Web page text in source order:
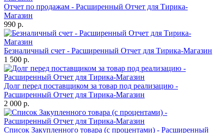
Отчет по продажам - Расширенный Отчет для Тирика-
Магазин
990 р.
Безналичный счет - Расширенный Отчет для Тирика-Магазин
1 500 р.
Долг перед поставщиком за товар под реализацию -
Расширенный Отчет для Тирика-Магазин
2 000 р.
Список Закупленного товара (с процентами) - Расширенный